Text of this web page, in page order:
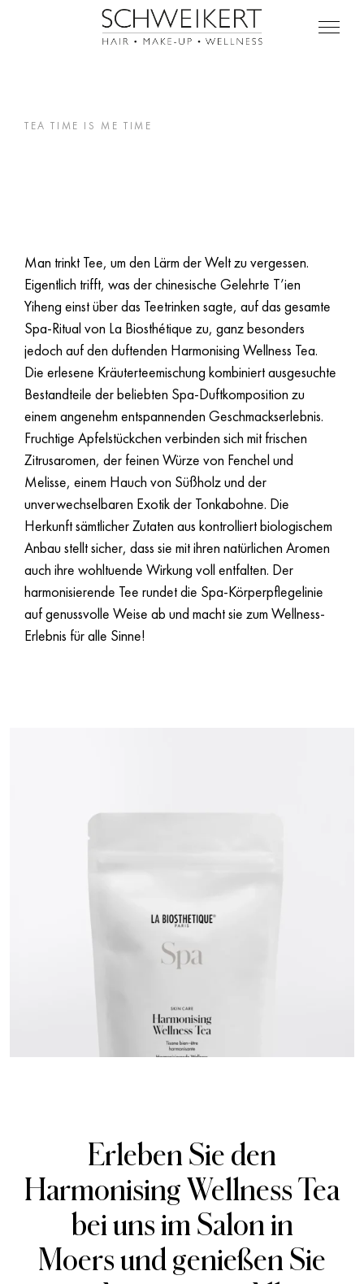
TEA TIME IS ME TIME
Man trinkt Tee, um den Lärm der Welt zu vergessen.
Eigentlich trifft, was der chinesische Gelehrte T’ien
Yiheng einst über das Teetrinken sagte, auf das gesamte
Spa-Ritual von La Biosthétique zu, ganz besonders
jedoch auf den duftenden Harmonising Wellness Tea.
Die erlesene Kräuterteemischung kombiniert ausgesuchte
Bestandteile der beliebten Spa-Duftkomposition zu
einem angenehm entspannenden Geschmackserlebnis.
Fruchtige Apfelstückchen verbinden sich mit frischen
Zitrusaromen, der feinen Würze von Fenchel und
Melisse, einem Hauch von Süßholz und der
unverwechselbaren Exotik der Tonkabohne. Die
Herkunft sämtlicher Zutaten aus kontrolliert biologischem
Anbau stellt sicher, dass sie mit ihren natürlichen Aromen
auch ihre wohltuende Wirkung voll entfalten. Der
harmonisierende Tee rundet die Spa-Körperpflegelinie
auf genussvolle Weise ab und macht sie zum Wellness-
Erlebnis für alle Sinne!
Erleben Sie den
Harmonising Wellness Tea
bei uns im Salon in
Moers und genießen Sie